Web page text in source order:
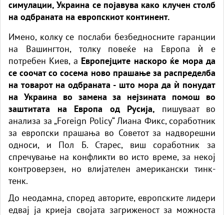
симулации, Украина се појавува како клучен столб
на одбраната на европскиот континент.
Имено, колку се послаби безбедносните гаранции
на Вашингтон, толку повеќе на Европа ѝ е
потребен Киев, а Европејците наскоро ќе мора да
се соочат со сосема ново прашање за распределба
на товарот на одбраната - што мора да ѝ понудат
на Украина во замена за нејзината помош во
заштитата на Европа од Русија, пишуваат во
анализа за „Foreign Policy“ Лиана Фикс, соработник
за европски прашања во Советот за надворешни
односи, и Пол Б. Старес, виш соработник за
спречување на конфликти во исто време, за некој
контроверзен, но влијателен американски тинк-
тенк.
До неодамна, според авторите, европските лидери
едвај ја криеја својата загриженост за можноста